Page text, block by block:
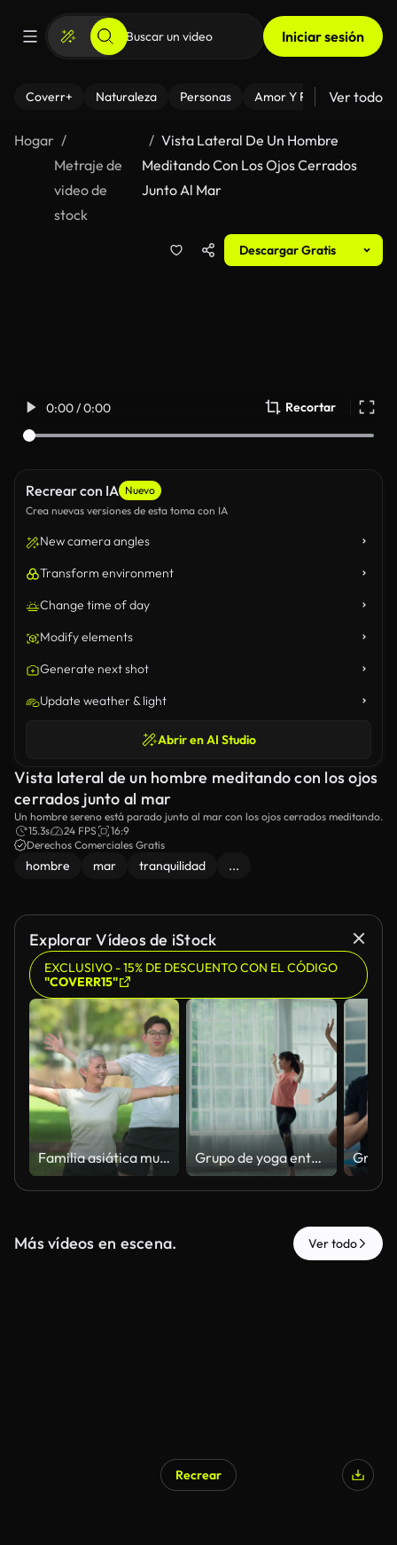
Iniciar sesión
Coverr+ Naturaleza Personas Amor Y Relaciones
Ver todo
Hogar
Metraje de
video de
stock
Vista Lateral De Un Hombre
Meditando Con Los Ojos Cerrados
Junto Al Mar
Descargar Gratis
0:00 / 0:00 Recortar
Recrear con IA Nuevo
Crea nuevas versiones de esta toma con IA
New camera angles
Transform environment
Change time of day
Modify elements
Generate next shot
Update weather & light
Abrir en AI Studio
Vista lateral de un hombre meditando con los ojos
cerrados junto al mar
Un hombre sereno está parado junto al mar con los ojos cerrados meditando.
15.3s
24 FPS
16:9
Derechos Comerciales Gratis
hombre mar tranquilidad ...
Explorar Vídeos de iStock
EXCLUSIVO - 15% DE DESCUENTO CON EL CÓDIGO
"COVERR15"
Familia asiática multigeneracional haciendo ejercicio junta en Park Grupo de yoga entusiasta levantando los brazos juntos en un estudio iluminado por el sol durante la sesión de clase energizante
Más vídeos en escena. Ver todo
Recrear